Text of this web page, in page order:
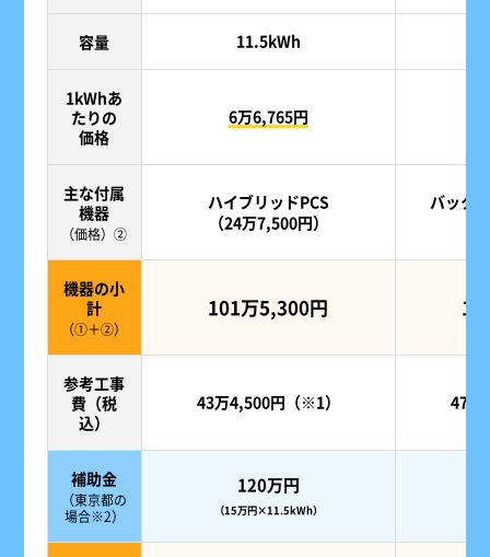
容量 11.5kWh
1kWhあ
たりの
価格
6万6,765円
主な付属
機器
（価格）②
ハイブリッドPCS
（24万7,500円）
バック
機器の小
計
（①＋②）
101万5,300円
参考工事
費（税
込）
43万4,500円（※1） 47万
補助金
（東京都の
場合※2）
120万円
（15万円×11.5kWh）